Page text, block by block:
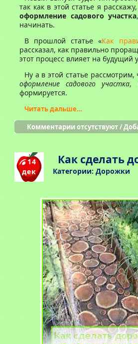
так как в этой статье я
оформление садового участка
начинать.
В прошлой статье «Как
рассказал, как правильно
этот процесс влияет на будущий
Ну а в этой статье
оформление садового участка,
формируется.
Читать дальше…
Комментарии отсутствуют/
14
дек
Как сделать
Категории: Дорожки